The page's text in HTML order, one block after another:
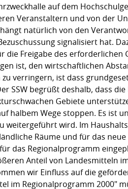
auf dem
Veranstaltern und von der
natürlich von den
signalisiert hat.
die Freigabe des
ist, den wirtschaftlichen
verringern, ist dass
SSW begrüßt deshalb, dass
Gebiete
halbem Wege stoppen. Es ist
weitergeführt wird. Im
Räume und für das
das Regionalprogramm
Anteil von Landesmitteln
wir Einfluss auf die
im Regionalprogramm 2000"